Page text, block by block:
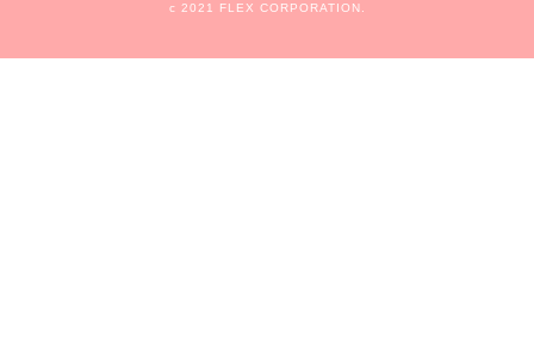
c 2021 FLEX CORPORATION.